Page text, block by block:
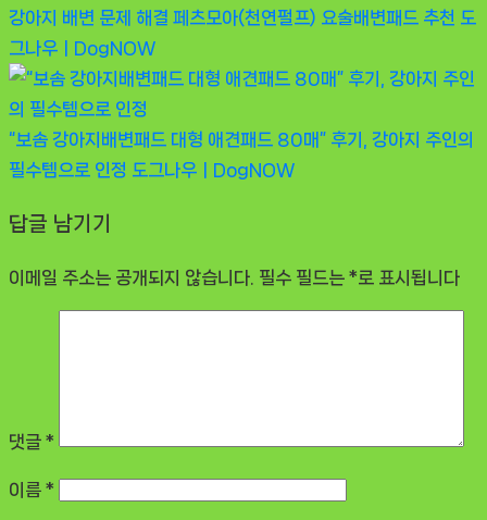
강아지 배변 문제 해결 페츠모아(천연펄프) 요술배변패드 추천 도
그나우ㅣDogNOW
“보솜 강아지배변패드 대형 애견패드 80매” 후기, 강아지 주인의
필수템으로 인정 도그나우ㅣDogNOW
답글 남기기
이메일 주소는 공개되지 않습니다. 필수 필드는 *로 표시됩니다
댓글 *
이름 *